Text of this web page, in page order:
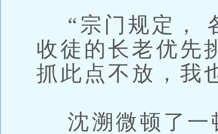
“宗门规定，
收徒的长老优先
抓此点不放，我
沈溯微顿了一